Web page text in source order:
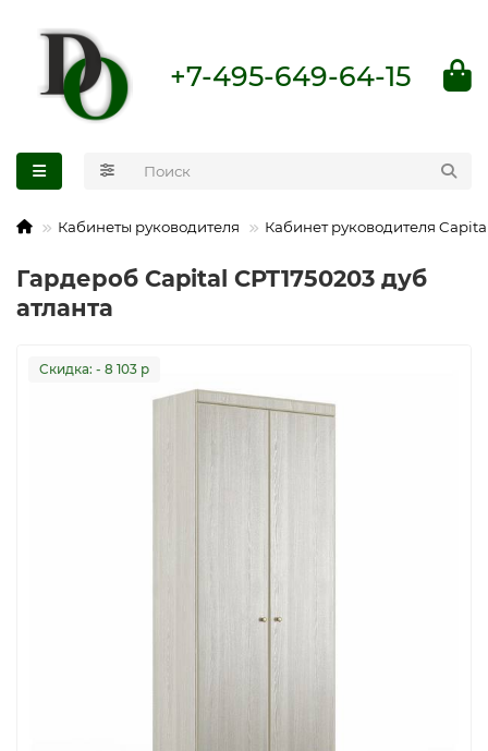
+7-495-649-64-15
Кабинеты руководителя Кабинет руководителя
Гардероб Capital CPT1750203 дуб
атланта
Cкидка: - 8 103 р